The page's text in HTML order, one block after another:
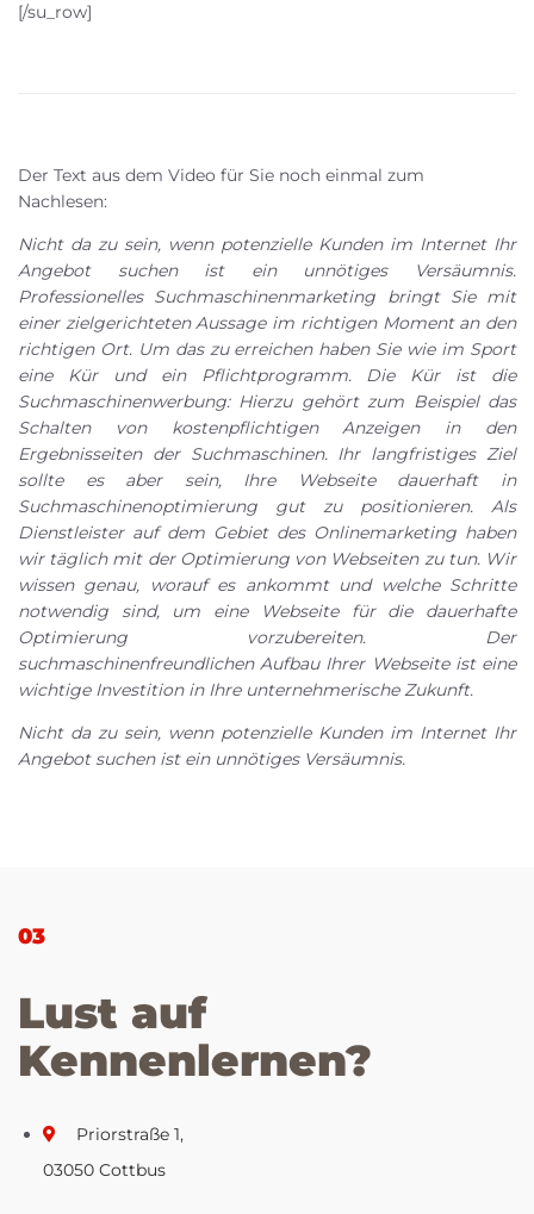
s
d
l
e
r
.
e
l
d
e
e
r
.
[/su_row]
Der Text aus dem Video für Sie noch einmal zum
Nachlesen:
Nicht da zu sein, wenn potenzielle Kunden im Internet Ihr
Angebot suchen ist ein unnötiges Versäumnis.
Professionelles Suchmaschinenmarketing bringt Sie mit
einer zielgerichteten Aussage im richtigen Moment an den
richtigen Ort. Um das zu erreichen haben Sie wie im Sport
eine Kür und ein Pflichtprogramm. Die Kür ist die
Suchmaschinenwerbung: Hierzu gehört zum Beispiel das
Schalten von kostenpflichtigen Anzeigen in den
Ergebnisseiten der Suchmaschinen. Ihr langfristiges Ziel
sollte es aber sein, Ihre Webseite dauerhaft in
Suchmaschinenoptimierung gut zu positionieren. Als
Dienstleister auf dem Gebiet des Onlinemarketing haben
wir täglich mit der Optimierung von Webseiten zu tun. Wir
wissen genau, worauf es ankommt und welche Schritte
notwendig sind, um eine Webseite für die dauerhafte
Optimierung vorzubereiten. Der
suchmaschinenfreundlichen Aufbau Ihrer Webseite ist eine
wichtige Investition in Ihre unternehmerische Zukunft.
Nicht da zu sein, wenn potenzielle Kunden im Internet Ihr
Angebot suchen ist ein unnötiges Versäumnis.
03
Lust auf
Kennenlernen?
Priorstraße 1,
03050 Cottbus